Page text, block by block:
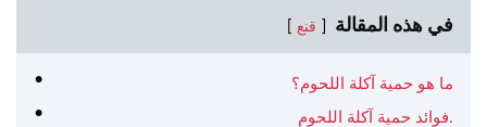
في هذه المقالة قنع
ما هو حمية آكلة اللحوم؟
فوائد حمية آكلة اللحوم.